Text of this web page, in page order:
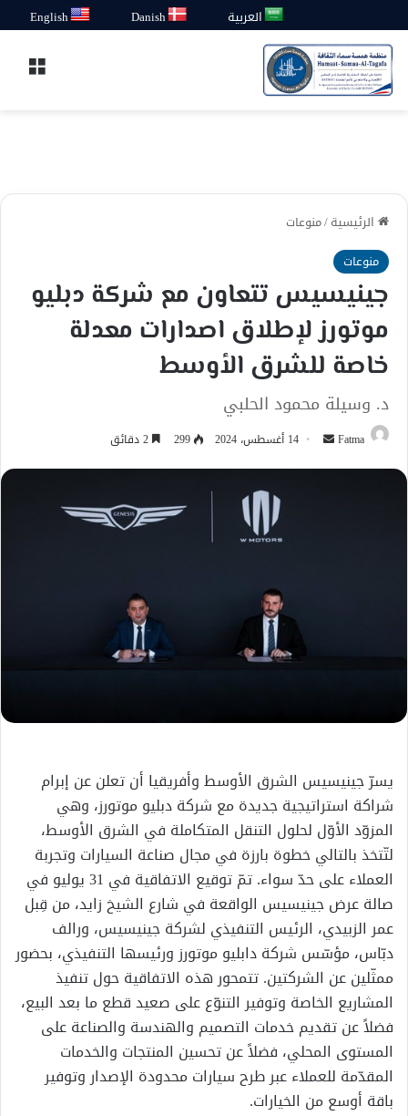
العربية Danish
English
الرئيسية/منوعات
منوعات
جينيسيس تتعاون مع شركة دبليو
موتورز لإطلاق اصدارات معدلة
خاصة للشرق الأوسط
د. وسيلة محمود الحلبي
Fatma
أرسل 14 أغسطس، 2024 299
يسرّ جينيسيس الشرق الأوسط وأفريقيا أن تعلن عن إبرام
شراكة استراتيجية جديدة مع شركة دبليو موتورز، وهي
المزوّد الأوّل لحلول التنقل المتكاملة في الشرق الأوسط،
لتّتخذ بالتالي خطوة بارزة في مجال صناعة السيارات وتجربة
العملاء على حدّ سواء. تمّ توقيع الاتفاقية في 31 يوليو في
صالة عرض جينيسيس الواقعة في شارع الشيخ زايد، من قِبل
عمر الزبيدي، الرئيس التنفيذي لشركة جينيسيس، ورالف
دبّاس، مؤسّس شركة دابليو موتورز ورئيسها التنفيذي، بحضور
ممثّلين عن الشركتين. تتمحور هذه الاتفاقية حول تنفيذ
المشاريع الخاصة وتوفير التنوّع على صعيد قطع ما بعد البيع،
فضلاً عن تقديم خدمات التصميم والهندسة والصناعة على
المستوى المحلي، فضلاً عن تحسين المنتجات والخدمات
المقدّمة للعملاء عبر طرح سيارات محدودة الإصدار وتوفير
باقة أوسع من الخيارات.